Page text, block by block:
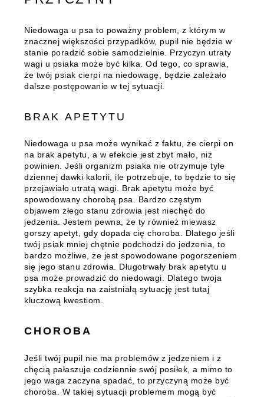
Niedowaga u psa to poważny problem, z którym w
znacznej większości przypadków, pupil nie będzie w
stanie poradzić sobie samodzielnie.
Przyczyn utraty
wagi u psiaka może być kilka. Od tego, co sprawia,
że twój psiak cierpi na niedowagę, będzie zależało
dalsze postępowanie w tej sytuacji.
BRAK APETYTU
Niedowaga u psa może wynikać z faktu, że cierpi on
na brak apetytu, a w efekcie jest zbyt mało, niż
powinien. Jeśli organizm psiaka nie otrzymuje tyle
dziennej dawki kalorii, ile potrzebuje, to będzie to się
przejawiało utratą wagi. Brak apetytu może być
spowodowany chorobą psa. Bardzo częstym
objawem złego stanu zdrowia jest niechęć do
jedzenia.Jestem pewna, że ty również miewasz
gorszy apetyt, gdy dopada cię choroba. Dlatego jeśli
twój psiak mniej chętnie podchodzi do jedzenia, to
bardzo możliwe, że jest spowodowane pogorszeniem
się jego stanu zdrowia. Długotrwały brak apetytu u
psa może prowadzić do niedowagi. Dlatego twoja
szybka reakcja na zaistniałą sytuację jest tutaj
kluczową kwestiom.
CHOROBA
Jeśli twój pupil nie ma problemów z jedzeniem i z
chęcią pałaszuje codziennie swój posiłek, a mimo to
jego waga zaczyna spadać, to przyczyną może być
choroba. W takiej sytuacji problemem mogą być